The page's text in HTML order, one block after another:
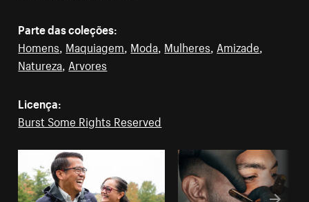
Parte das coleções:
Homens, Maquiagem, Moda, Mulheres, Amizade,
Natureza, Arvores
Licença:
Burst Some Rights Reserved